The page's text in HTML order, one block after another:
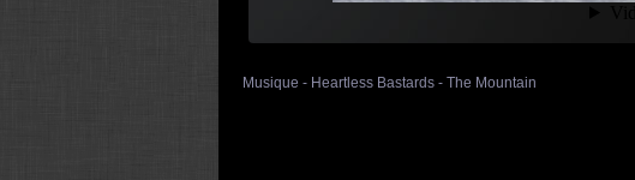
Musique - Heartless Bastards - The Mountain